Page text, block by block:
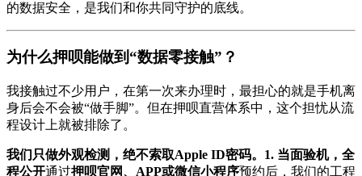
的数据安全，是我们和你共同守护的底线。
为什么押呗能做到“数据零接触”？
我接触过不少用户，在第一次来办理时，最担心的就是手机离
身后会不会被“做手脚”。但在押呗直营体系中，这个担忧从流
程设计上就被排除了。
我们只做外观检测，绝不索取Apple ID密码。1. 当面验机，全
程公开通过押呗官网、APP或微信小程序预约后，我们的工程